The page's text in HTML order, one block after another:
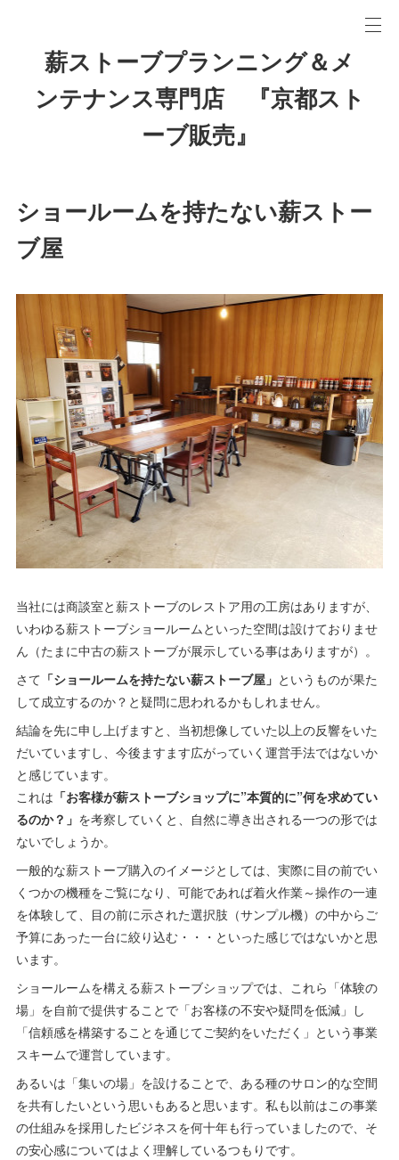
薪ストーブプランニング＆メ
ンテナンス専門店 『京都スト
ーブ販売』
ショールームを持たない薪ストー
ブ屋
当社には商談室と薪ストーブのレストア用の工房はありますが、
いわゆる薪ストーブショールームといった空間は設けておりませ
ん（たまに中古の薪ストーブが展示している事はありますが）。
さて 「ショールームを持たない薪ストーブ屋」 というものが果た
して成立するのか？と疑問に思われるかもしれません。
結論を先に申し上げますと、当初想像していた以上の反響をいた
だいていますし、今後ますます広がっていく運営手法ではないか
と感じています。
これは 「お客様が薪ストーブショップに”本質的に”何を求めてい
るのか？」 を考察していくと、自然に導き出される一つの形では
ないでしょうか。
一般的な薪ストーブ購入のイメージとしては、実際に目の前でい
くつかの機種をご覧になり、可能であれば着火作業～操作の一連
を体験して、目の前に示された選択肢（サンプル機）の中からご
予算にあった一台に絞り込む・・・といった感じではないかと思
います。
ショールームを構える薪ストーブショップでは、これら「体験の
場」を自前で提供することで「お客様の不安や疑問を低減」し
「信頼感を構築することを通じてご契約をいただく」という事業
スキームで運営しています。
あるいは「集いの場」を設けることで、ある種のサロン的な空間
を共有したいという思いもあると思います。私も以前はこの事業
の仕組みを採用したビジネスを何十年も行っていましたので、そ
の安心感についてはよく理解しているつもりです。